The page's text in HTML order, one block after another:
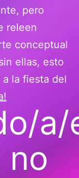
pero
releen
conceptual
ellas, esto
la fiesta del
a/
no